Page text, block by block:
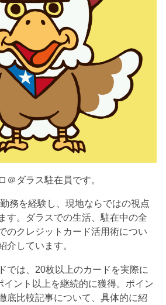
＠ダラス駐在員です。
務を経験し、現地ならではの視点
す。ダラスでの生活、駐在中の全
のクレジットカード活用術につい
介しています。
では、20枚以上のカードを実際に
イント以上を継続的に獲得。ポイン
底比較記事について、具体的に紹